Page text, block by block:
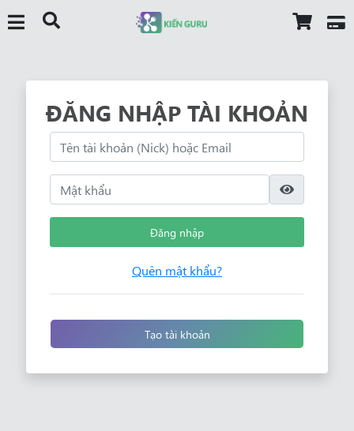
ĐĂNG NHẬP TÀI KHOẢN
Đăng nhập
Quên mật khẩu?
Tạo tài khoản